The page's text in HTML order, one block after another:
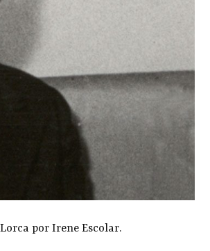
por Irene Escolar.